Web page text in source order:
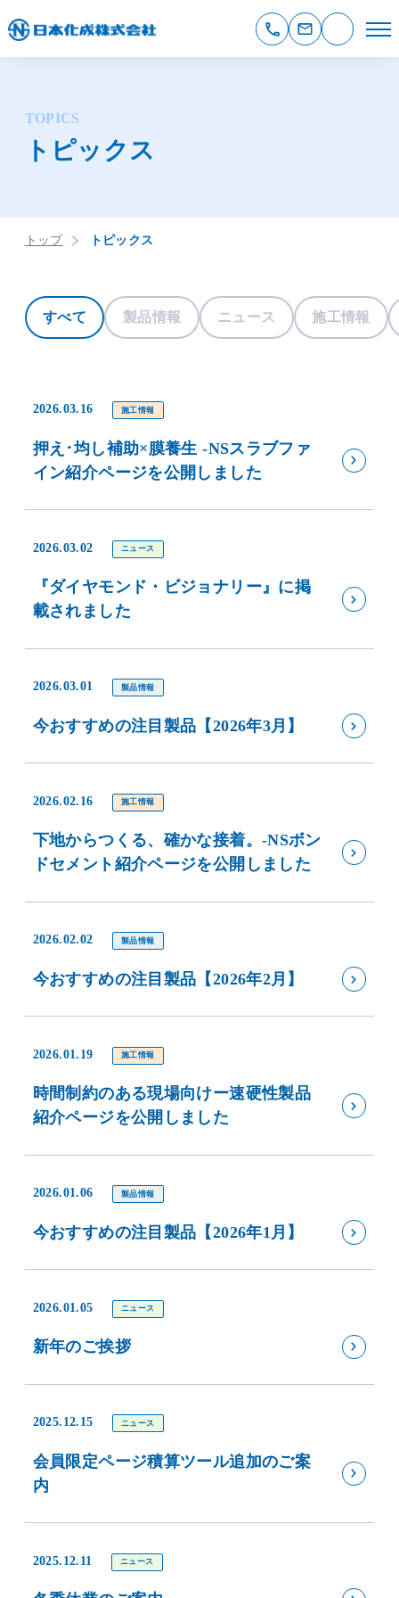
TOPICS
トピックス
トップ トピックス
すべて 製品情報 ニュース 施工情報
2026.03.16 施工情報
押え･均し補助×膜養生 -NSスラブファ
イン紹介ページを公開しました
2026.03.02 ニュース
『ダイヤモンド・ビジョナリー』に掲
載されました
2026.03.01 製品情報
今おすすめの注目製品【2026年3月】
2026.02.16 施工情報
下地からつくる、確かな接着。-NSボン
ドセメント紹介ページを公開しました
2026.02.02 製品情報
今おすすめの注目製品【2026年2月】
2026.01.19 施工情報
時間制約のある現場向けー速硬性製品
紹介ページを公開しました
2026.01.06 製品情報
今おすすめの注目製品【2026年1月】
2026.01.05 ニュース
新年のご挨拶
2025.12.15 ニュース
会員限定ページ積算ツール追加のご案
内
2025.12.11 ニュース